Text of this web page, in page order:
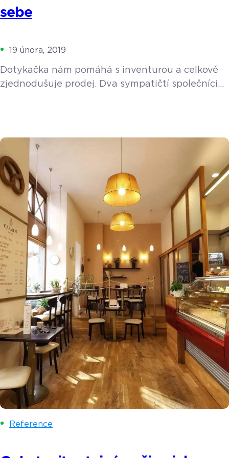
sebe
19 února, 2019
Dotykačka nám pomáhá s inventurou a celkově
zjednodušuje prodej. Dva sympatičtí společníci
potenciál” jsou denně připraveni pomáhat svým
zákazníkům udržovat zdravý životní styl,
budovat svalovou hmotu, zhubnout, udržovat se
v kondici či zbavit se bolesti zad, protože nic […]
Reference